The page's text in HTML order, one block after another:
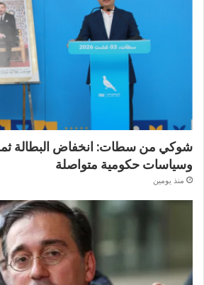
شوكي من سطات: انخفاض البطالة
وسياسات حكومية متواصلة
منذ يومين